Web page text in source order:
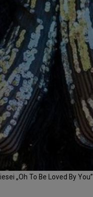
„Oh To Be Loved By You”